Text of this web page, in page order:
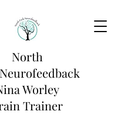
North
Neurofeedback
Worley
Trainer